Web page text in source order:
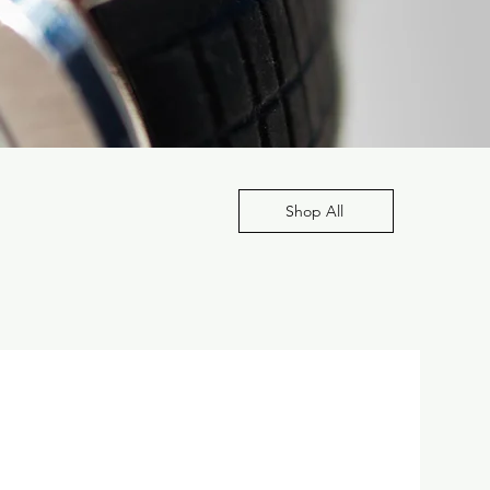
Shop All